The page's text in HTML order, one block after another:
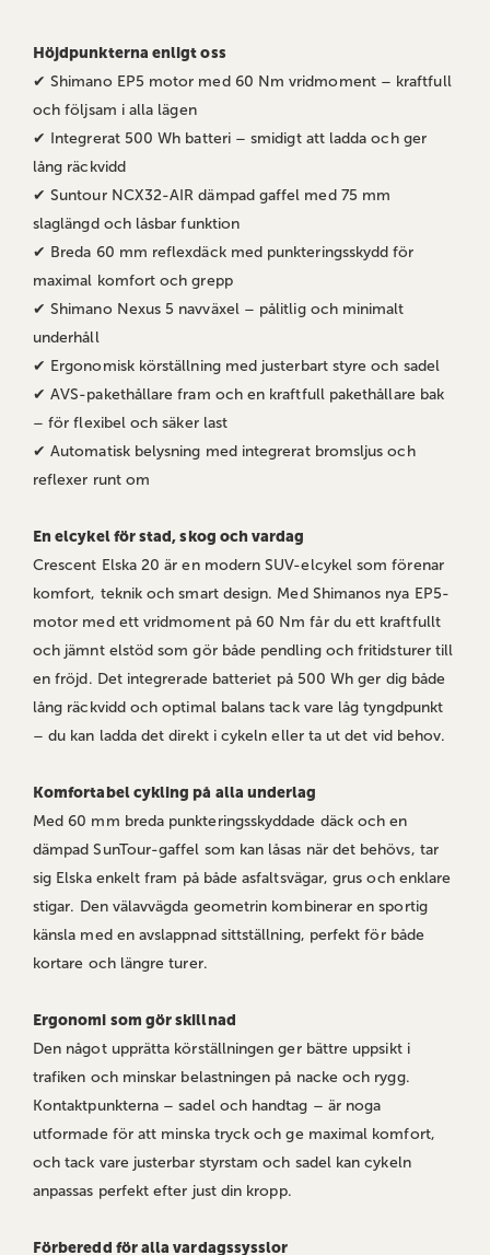
Höjdpunkterna enligt oss
✔ Shimano EP5 motor med 60 Nm vridmoment – kraftfull
och följsam i alla lägen
✔ Integrerat 500 Wh batteri – smidigt att ladda och ger
lång räckvidd
✔ Suntour NCX32-AIR dämpad gaffel med 75 mm
slaglängd och låsbar funktion
✔ Breda 60 mm reflexdäck med punkteringsskydd för
maximal komfort och grepp
✔ Shimano Nexus 5 navväxel – pålitlig och minimalt
underhåll
✔ Ergonomisk körställning med justerbart styre och sadel
✔ AVS-pakethållare fram och en kraftfull pakethållare bak
– för flexibel och säker last
✔ Automatisk belysning med integrerat bromsljus och
reflexer runt om
En elcykel för stad, skog och vardag
Crescent Elska 20 är en modern SUV-elcykel som förenar
komfort, teknik och smart design. Med Shimanos nya EP5-
motor med ett vridmoment på 60 Nm får du ett kraftfullt
och jämnt elstöd som gör både pendling och fritidsturer till
en fröjd. Det integrerade batteriet på 500 Wh ger dig både
lång räckvidd och optimal balans tack vare låg tyngdpunkt
– du kan ladda det direkt i cykeln eller ta ut det vid behov.
Komfortabel cykling på alla underlag
Med 60 mm breda punkteringsskyddade däck och en
dämpad SunTour-gaffel som kan låsas när det behövs, tar
sig Elska enkelt fram på både asfaltsvägar, grus och enklare
stigar. Den välavvägda geometrin kombinerar en sportig
känsla med en avslappnad sittställning, perfekt för både
kortare och längre turer.
Ergonomi som gör skillnad
Den något upprätta körställningen ger bättre uppsikt i
trafiken och minskar belastningen på nacke och rygg.
Kontaktpunkterna – sadel och handtag – är noga
utformade för att minska tryck och ge maximal komfort,
och tack vare justerbar styrstam och sadel kan cykeln
anpassas perfekt efter just din kropp.
Förberedd för alla vardagssysslor